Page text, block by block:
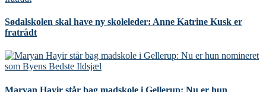
Sødalskolen skal have ny skoleleder: Anne Katrine Kusk er
fratrådt
Maryan Hayir står bag madskole i Gellerup: Nu er hun